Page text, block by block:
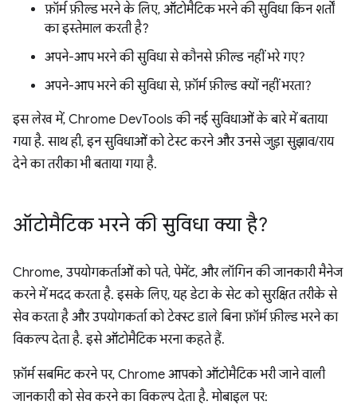
फ़ॉर्म फ़ील्ड भरने के लिए, ऑटोमैटिक भरने की सुविधा किन शर्तों
का इस्तेमाल करती है?
अपने-आप भरने की सुविधा से कौनसे फ़ील्ड नहीं भरे गए?
अपने-आप भरने की सुविधा से, फ़ॉर्म फ़ील्ड क्यों नहीं भरता?
इस लेख में, Chrome DevTools की नई सुविधाओं के बारे में बताया
गया है. साथ ही, इन सुविधाओं को टेस्ट करने और उनसे जुड़ा सुझाव/राय
देने का तरीका भी बताया गया है.
ऑटोमैटिक भरने की सुविधा क्या है?
Chrome, उपयोगकर्ताओं को पते, पेमेंट, और लॉगिन की जानकारी मैनेज
करने में मदद करता है. इसके लिए, यह डेटा के सेट को सुरक्षित तरीके से
सेव करता है और उपयोगकर्ता को टेक्स्ट डाले बिना फ़ॉर्म फ़ील्ड भरने का
विकल्प देता है. इसे ऑटोमैटिक भरना कहते हैं.
फ़ॉर्म सबमिट करने पर, Chrome आपको ऑटोमैटिक भरी जाने वाली
जानकारी को सेव करने का विकल्प देता है. मोबाइल पर: